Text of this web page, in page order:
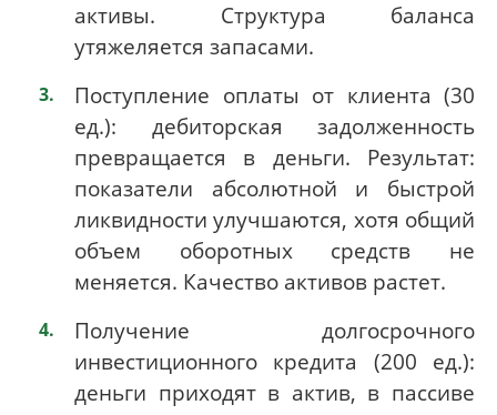
активы. Структура баланса
утяжеляется запасами.
Поступление оплаты от клиента (30
ед.): дебиторская задолженность
превращается в деньги. Результат:
показатели абсолютной и быстрой
ликвидности улучшаются, хотя общий
объем оборотных средств не
меняется. Качество активов растет.
Получение долгосрочного
инвестиционного кредита (200 ед.):
деньги приходят в актив, в пассиве